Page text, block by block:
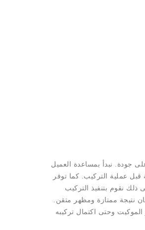
نبدأ بمساعدة العميل
قبل عملية التركيب. كما توفر
نقوم بتنفيذ التركيب
نتيجة ممتازة ومظهر متقن.
وحتى اكتمال تركيبه